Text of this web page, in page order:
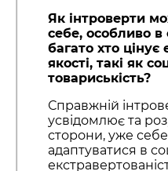
Як інтроверти
себе, особливо в
багато хто цінує
якості, такі як
товариськість?
Справжній
усвідомлює та
сторони, уже
адаптуватися в